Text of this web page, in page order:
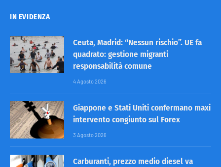
IN EVIDENZA
Ceuta, Madrid: “Nessun rischio”. UE fa
quadrato: gestione migranti
responsabilità comune
4 Agosto 2026
Giappone e Stati Uniti confermano maxi
intervento congiunto sul Forex
3 Agosto 2026
Carburanti, prezzo medio diesel va